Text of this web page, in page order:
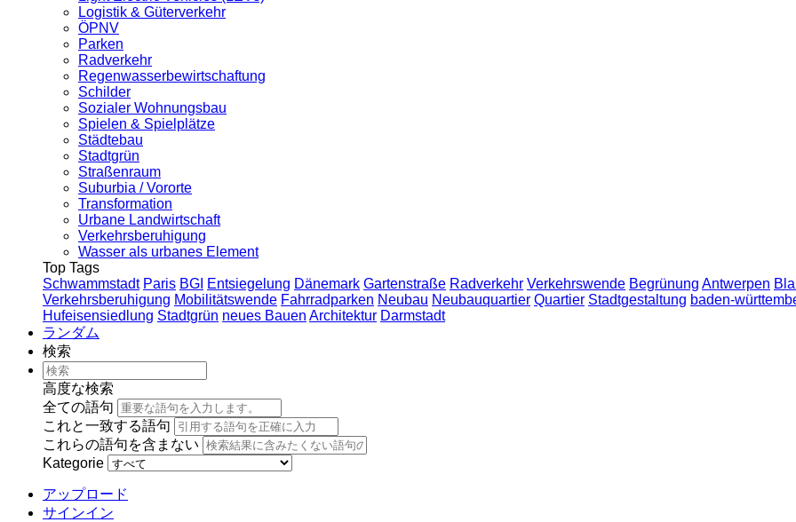
Logistik & Güterverkehr
ÖPNV
Parken
Radverkehr
Regenwasserbewirtschaftung
Schilder
Sozialer Wohnungsbau
Spielen & Spielplätze
Städtebau
Stadtgrün
Straßenraum
Suburbia / Vororte
Transformation
Urbane Landwirtschaft
Verkehrsberuhigung
Wasser als urbanes Element
Top Tags
Schwammstadt Paris BGI Entsiegelung Dänemark Gartenstraße Radverkehr Verkehrswende Begrünung Antwerpen
Verkehrsberuhigung Mobilitätswende Fahrradparken Neubau Neubauquartier Quartier Stadtgestaltung baden-
Hufeisensiedlung Stadtgrün neues Bauen Architektur Darmstadt
ランダム
検索
高度な検索
全ての語句
これと一致する語句
これらの語句を含まない
Kategorie
アップロード
サインイン